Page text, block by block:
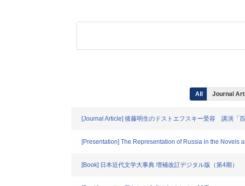
All Journal
[Journal Article] 後藤明生のドストエフスキー受容 講演「
[Presentation] The Representation of Russia in the Novels
[Book] 日本近代文学大事典 増補改訂デジタル版（第4期）